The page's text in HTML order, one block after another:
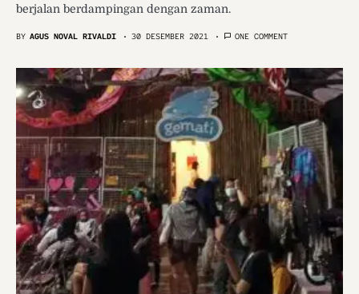
berjalan berdampingan dengan zaman.
BY AGUS NOVAL RIVALDI 30 DESEMBER 2021 ONE COMMENT